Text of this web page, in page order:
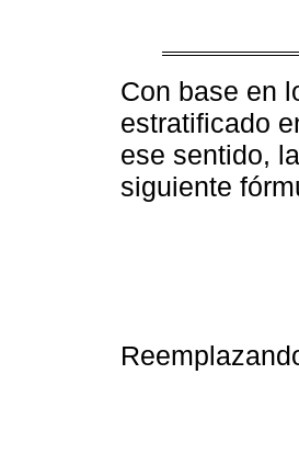
Con base en
estratificado
ese sentido,
siguiente